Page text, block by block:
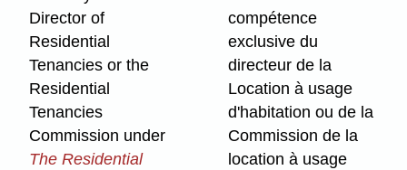
Director of
Residential
Tenancies or the
Residential
Tenancies
Commission under
The Residential
compétence
exclusive du
directeur de la
Location à usage
d'habitation ou de la
Commission de la
location à usage